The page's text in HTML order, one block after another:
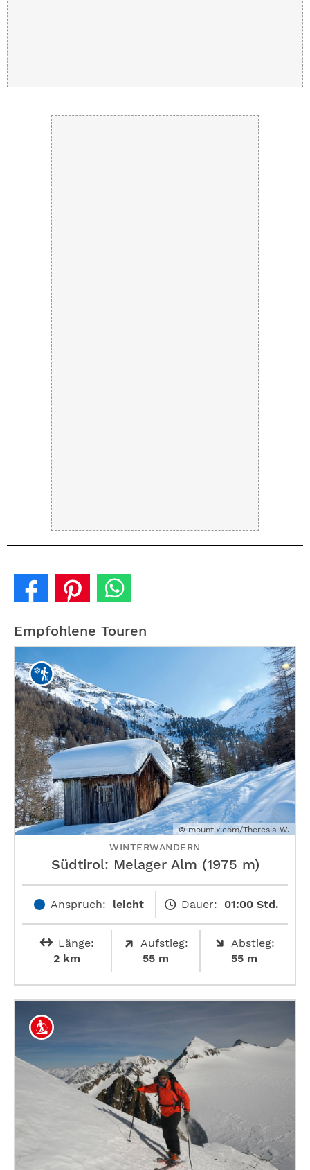
Empfohlene Touren
© mountix.com/Theresia W.
WINTERWANDERN
Südtirol: Melager Alm (1975 m)
Anspruch: leicht Dauer: 01:00 Std.
Länge:
2 km
Aufstieg:
55 m
Abstieg:
55 m